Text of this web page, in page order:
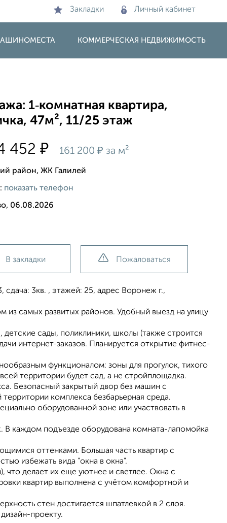
Закладки Личный кабинет
КОММЕРЧЕСКАЯ НЕДВИЖИМОСТЬ
1‑комнатная квартира,
47м², 11/25 этаж
452₽ 161 200₽ за м²
район, ЖК Галилей
показать телефон
06.08.2026
В закладки Пожаловаться
сдача: 3кв. , этажей: 25, адрес Воронеж г.,
из самых развитых районов. Удобный выезд на улицу
сады, поликлиники, школы (также строится
интернет-заказов. Планируется открытие фитнес-
функционалом: зоны для прогулок, тихого
территории будет сад, а не стройплощадка.
Безопасный закрытый двор без машин с
комплекса безбарьерная среда.
оборудованной зоне или участвовать в
В каждом подъезде оборудована комната-лапомойка
оттенками. Большая часть квартир с
избежать вида "окна в окна".
что делает их еще уютнее и светлее. Окна с
квартир выполнена с учётом комфортной и
стен достигается шпатлевкой в 2 слоя.
проекту.